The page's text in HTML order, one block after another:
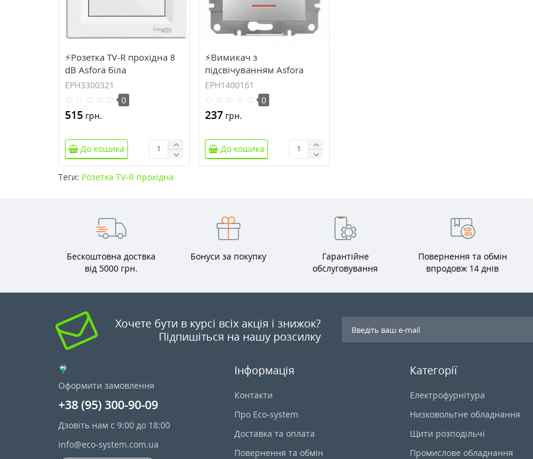
⚡Розетка TV-R прохідна 8
dB Asfora біла
(EPH3300321)
EPH3300321
0
515 грн.
До кошика
⚡Вимикач з
підсвічуванням Asfora
IP20 алюміній
(EPH1400161)
EPH1400161
0
237 грн.
До кошика
Теги: Розетка TV-R прохідна
Бескоштовна доствка
від 5000 грн.
Бонуси за покупку
Гарантійне
обслуговування
Повернення та обмін
впродовж 14 днів
Хочете бути в курсі всіх акція і знижок?
Підпишіться на нашу розсилку
Оформити замовлення
+38 (95) 300-90-09
Дзовіть нам с 9:00 до 18:00
info@eco-system.com.ua
Інформація
Контакти
Про Eco-system
Доставка та оплата
Повернення та обмін
Категорії
Електрофурнітура
Низковольтне обладнання
Щити розподільчі
Промислове обладнання